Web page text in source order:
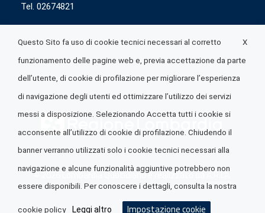
Tel. 02674821
© 2026 Lombardia Quotidiano è realizzato daA.R.I.A.
X
Questo Sito fa uso di cookie tecnici necessari al corretto
funzionamento delle pagine web e, previa accettazione da parte
dell’utente, di cookie di profilazione per migliorare l’esperienza
di navigazione degli utenti ed ottimizzare l’utilizzo dei servizi
messi a disposizione. Selezionando Accetta tutti i cookie si
acconsente all’utilizzo di cookie di profilazione. Chiudendo il
banner verranno utilizzati solo i cookie tecnici necessari alla
navigazione e alcune funzionalità aggiuntive potrebbero non
essere disponibili. Per conoscere i dettagli, consulta la nostra
cookie policy Leggi altro Impostazione cookie